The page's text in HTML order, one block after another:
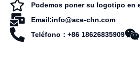
Podemos poner su logotipo en
Email:info@ace-chn.com
Teléfono：+86 18626835909